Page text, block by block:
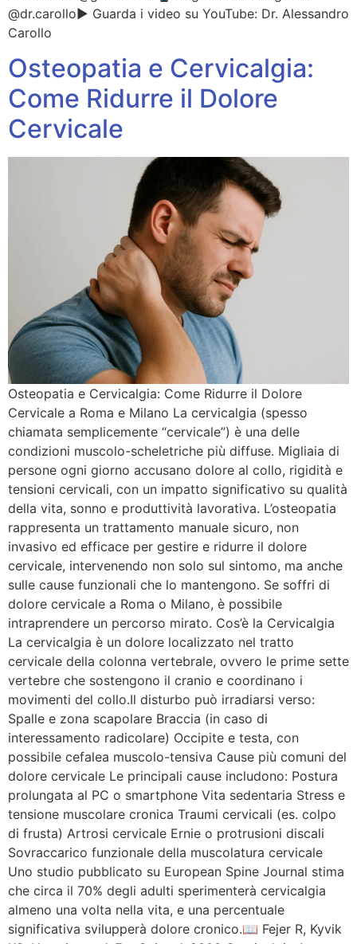
@dr.carollo▶️ Guarda i video su YouTube: Dr. Alessandro
Carollo
Osteopatia e Cervicalgia:
Come Ridurre il Dolore
Cervicale
Osteopatia e Cervicalgia: Come Ridurre il Dolore
Cervicale a Roma e Milano La cervicalgia (spesso
chiamata semplicemente “cervicale”) è una delle
condizioni muscolo-scheletriche più diffuse. Migliaia di
persone ogni giorno accusano dolore al collo, rigidità e
tensioni cervicali, con un impatto significativo su qualità
della vita, sonno e produttività lavorativa. L’osteopatia
rappresenta un trattamento manuale sicuro, non
invasivo ed efficace per gestire e ridurre il dolore
cervicale, intervenendo non solo sul sintomo, ma anche
sulle cause funzionali che lo mantengono. Se soffri di
dolore cervicale a Roma o Milano, è possibile
intraprendere un percorso mirato. Cos’è la Cervicalgia
La cervicalgia è un dolore localizzato nel tratto
cervicale della colonna vertebrale, ovvero le prime sette
vertebre che sostengono il cranio e coordinano i
movimenti del collo.Il disturbo può irradiarsi verso:
Spalle e zona scapolare Braccia (in caso di
interessamento radicolare) Occipite e testa, con
possibile cefalea muscolo-tensiva Cause più comuni del
dolore cervicale Le principali cause includono: Postura
prolungata al PC o smartphone Vita sedentaria Stress e
tensione muscolare cronica Traumi cervicali (es. colpo
di frusta) Artrosi cervicale Ernie o protrusioni discali
Sovraccarico funzionale della muscolatura cervicale
Uno studio pubblicato su European Spine Journal stima
che circa il 70% degli adulti sperimenterà cervicalgia
almeno una volta nella vita, e una percentuale
significativa svilupperà dolore cronico.📖 Fejer R, Kyvik